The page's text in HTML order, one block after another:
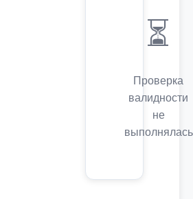
⏳
Проверка
валидности
не
выполнялась